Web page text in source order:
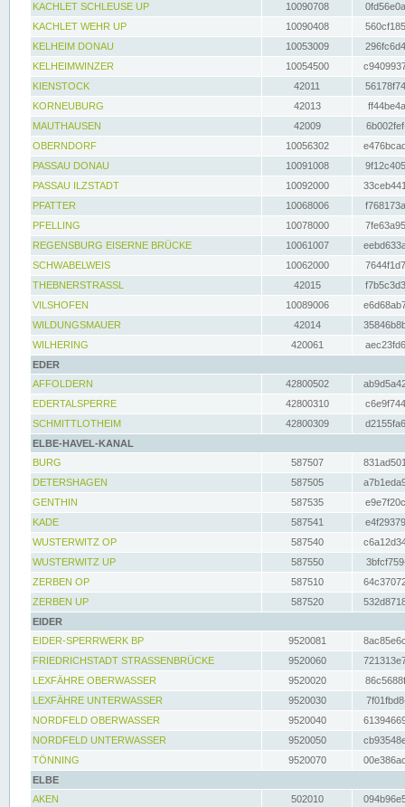
KACHLET SCHLEUSE UP
10090708
KACHLET WEHR UP
10090408
KELHEIM DONAU
10053009
KELHEIMWINZER
10054500
KIENSTOCK
42011
KORNEUBURG
42013
MAUTHAUSEN
42009
OBERNDORF
10056302
PASSAU DONAU
10091008
PASSAU ILZSTADT
10092000
PFATTER
10068006
PFELLING
10078000
REGENSBURG EISERNE BRÜCKE
10061007
SCHWABELWEIS
10062000
THEBNERSTRASSL
42015
VILSHOFEN
10089006
WILDUNGSMAUER
42014
WILHERING
420061
EDER
AFFOLDERN
42800502
EDERTALSPERRE
42800310
SCHMITTLOTHEIM
42800309
ELBE-HAVEL-KANAL
BURG
587507
DETERSHAGEN
587505
GENTHIN
587535
KADE
587541
WUSTERWITZ OP
587540
WUSTERWITZ UP
587550
ZERBEN OP
587510
ZERBEN UP
587520
EIDER
EIDER-SPERRWERK BP
9520081
FRIEDRICHSTADT STRASSENBRÜCKE
9520060
LEXFÄHRE OBERWASSER
9520020
LEXFÄHRE UNTERWASSER
9520030
NORDFELD OBERWASSER
9520040
NORDFELD UNTERWASSER
9520050
TÖNNING
9520070
ELBE
AKEN
502010